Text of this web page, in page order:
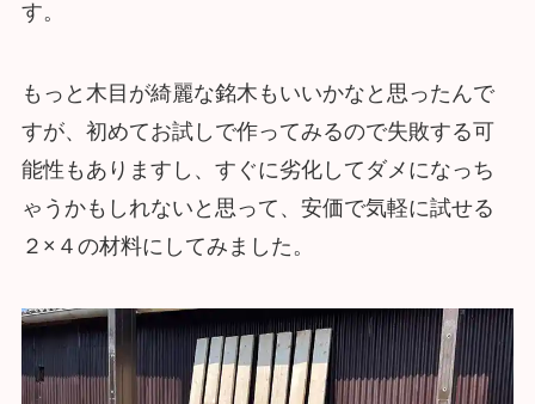
す。
もっと木目が綺麗な銘木もいいかなと思ったんで
すが、初めてお試しで作ってみるので失敗する可
能性もありますし、すぐに劣化してダメになっち
ゃうかもしれないと思って、安価で気軽に試せる
２×４の材料にしてみました。